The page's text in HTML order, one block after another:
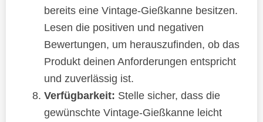
bereits eine Vintage-Gießkanne besitzen.
Lesen die positiven und negativen
Bewertungen, um herauszufinden, ob das
Produkt deinen Anforderungen entspricht
und zuverlässig ist.
Verfügbarkeit: Stelle sicher, dass die
gewünschte Vintage-Gießkanne leicht